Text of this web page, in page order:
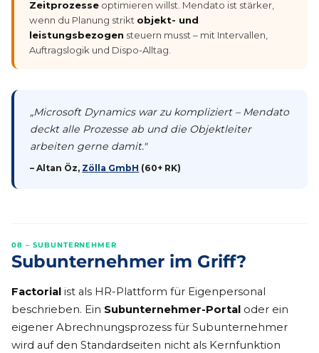
Zeitprozesseoptimieren willst. Mendato ist stärker,
wenn du Planung strikt objekt- und
leistungsbezogen steuern musst – mit Intervallen,
Auftragslogik und Dispo-Alltag.
„Microsoft Dynamics war zu kompliziert – Mendato
deckt alle Prozesse ab und die Objektleiter
arbeiten gerne damit."
– Altan Öz, Zölla GmbH (60+ RK)
08 – SUBUNTERNEHMER
Subunternehmer im Griff?
Factorial ist als HR-Plattform für Eigenpersonal
beschrieben. Ein Subunternehmer-Portal oder ein
eigener Abrechnungsprozess für Subunternehmer
wird auf den Standardseiten nicht als Kernfunktion